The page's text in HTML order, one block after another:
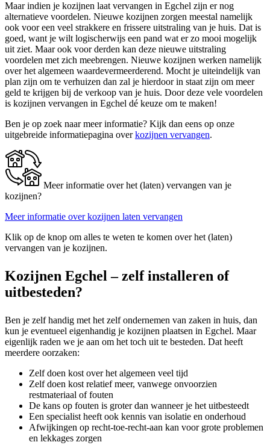
Maar indien je kozijnen laat vervangen in Egchel zijn er nog
alternatieve voordelen. Nieuwe kozijnen zorgen meestal namelijk
ook voor een veel strakkere en frissere uitstraling van je huis. Dat is
goed, want je wilt logischerwijs een pand wat er zo mooi mogelijk
uit ziet. Maar ook voor derden kan deze nieuwe uitstraling
voordelen met zich meebrengen. Nieuwe kozijnen werken namelijk
over het algemeen waardevermeerderend. Mocht je uiteindelijk van
plan zijn om te verhuizen dan zal je hierdoor in staat zijn om meer
geld te krijgen bij de verkoop van je huis. Door deze vele voordelen
is kozijnen vervangen in Egchel dé keuze om te maken!
Ben je op zoek naar meer informatie? Kijk dan eens op onze
uitgebreide informatiepagina overkozijnen vervangen.
Meer informatie over het (laten) vervangen van je
kozijnen?
Meer informatie over kozijnen laten vervangen
Klik op de knop om alles te weten te komen over het (laten)
vervangen van je kozijnen.
Kozijnen Egchel – zelf installeren of
uitbesteden?
Ben je zelf handig met het zelf ondernemen van zaken in huis, dan
kun je eventueel eigenhandig je kozijnen plaatsen in Egchel. Maar
eigenlijk raden we je aan om het toch uit te besteden. Dat heeft
meerdere oorzaken:
Zelf doen kost over het algemeen veel tijd
Zelf doen kost relatief meer, vanwege onvoorzien
restmateriaal of fouten
De kans op fouten is groter dan wanneer je het uitbesteedt
Een specialist heeft ook kennis van isolatie en onderhoud
Afwijkingen op recht-toe-recht-aan kan voor grote problemen
en lekkages zorgen